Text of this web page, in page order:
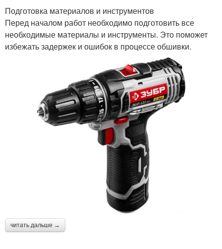
Подготовка материалов и инструментов
Перед началом работ необходимо подготовить все
необходимые материалы и инструменты. Это поможет
избежать задержек и ошибок в процессе обшивки.
читать дальше →